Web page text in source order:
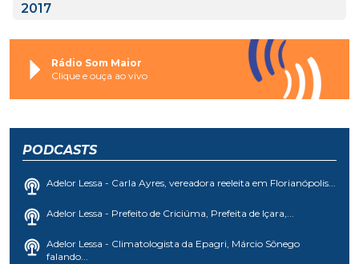
2017
Rádio Som Maior
Clique e ouça ao vivo
PODCASTS
Adelor Lessa - Carla Ayres, vereadora reeleita em Florianópolis...
Adelor Lessa - Prefeito de Criciúma, Prefeita de Içara,...
Adelor Lessa - Climatologista da Epagri, Márcio Sônego
falando...